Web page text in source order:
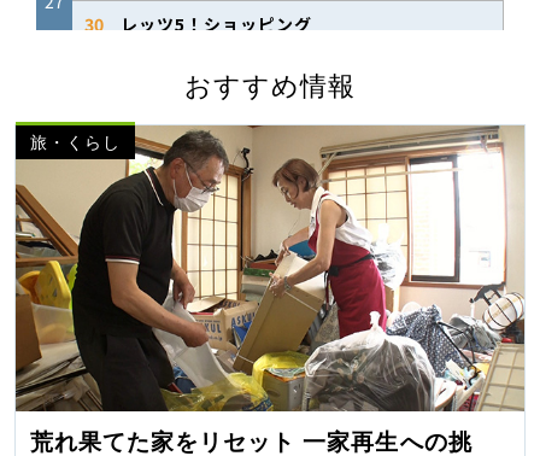
おすすめ情報
旅・くらし
荒れ果てた家をリセット 一家再生への挑